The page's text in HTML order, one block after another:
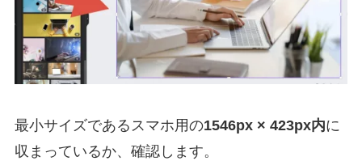
最小サイズであるスマホ用の1546px × 423px内に
収まっているか、確認します。